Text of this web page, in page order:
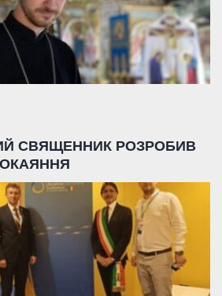
СВЯЩЕННИК РОЗРОБИВ